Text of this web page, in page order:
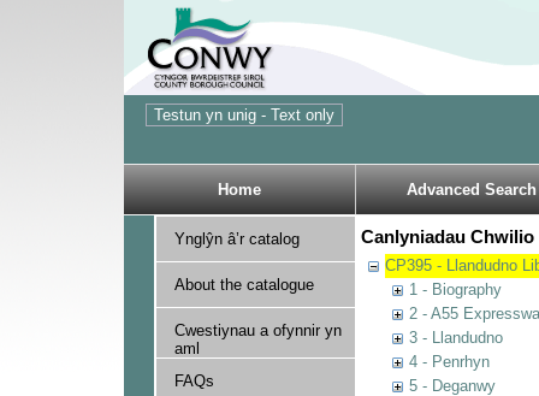
Home Advanced Search
Ynglŷn â’r catalog
About the catalogue
Cwestiynau a ofynnir yn
aml
FAQs
Canlyniadau Chwilio
CP395 - Llandudno
1 - Biography
2 - A55
3 - Llandudno
4 - Penrhyn
5 - Deganwy